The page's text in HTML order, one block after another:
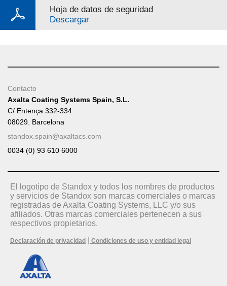
Hoja de datos de seguridad
Descargar
Contacto
Axalta Coating Systems Spain, S.L.
C/ Entença 332-334
08029. Barcelona
standox.spain@axaltacs.com
0034 (0) 93 610 6000
El logotipo de Standox y todos los nombres de productos
y servicios de Standox son marcas comerciales o marcas
registradas de Axalta Coating Systems, LLC y/o sus
afiliados. Otras marcas comerciales pertenecen a sus
respectivos propietarios.
Declaración de privacidad Condiciones de uso y entidad legal